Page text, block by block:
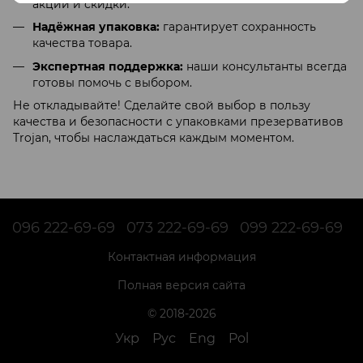
акции и скидки.
Надёжная упаковка: гарантирует сохранность
качества товара.
Экспертная поддержка: наши консультанты всегда
готовы помочь с выбором.
Не откладывайте! Сделайте свой выбор в пользу
качества и безопасности с упаковками презервативов
Trojan, чтобы наслаждаться каждым моментом.
096 222-69-69 073 222-69-69 099 222-69-69
Контактная информация
Полная версия сайта
© 2018-2026
Укр Рус Eng Pol